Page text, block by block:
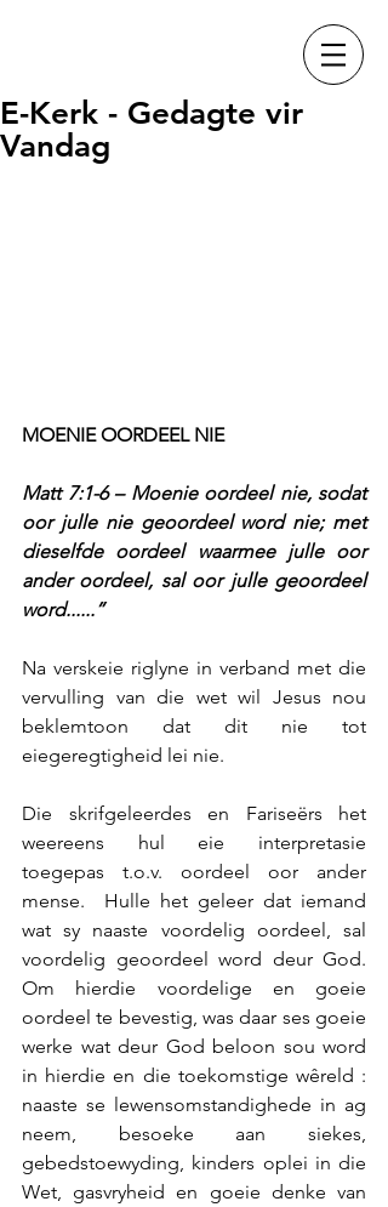
E-Kerk - Gedagte vir
Vandag
MOENIE OORDEEL NIE
Matt 7:1-6 – Moenie oordeel nie, sodat
oor julle nie geoordeel word nie; met
dieselfde oordeel waarmee julle oor
ander oordeel, sal oor julle geoordeel
word......”
Na verskeie riglyne in verband met die
vervulling van die wet wil Jesus nou
beklemtoon dat dit nie tot
eiegeregtigheid lei nie.
Die skrifgeleerdes en Fariseërs het
weereens hul eie interpretasie
toegepas t.o.v. oordeel oor ander
mense.  Hulle het geleer dat iemand
wat sy naaste voordelig oordeel, sal
voordelig geoordeel word deur God.
Om hierdie voordelige en goeie
oordeel te bevestig, was daar ses goeie
werke wat deur God beloon sou word
in hierdie en die toekomstige wêreld :
naaste se lewensomstandighede in ag
neem, besoeke aan siekes,
gebedstoewyding, kinders oplei in die
Wet, gasvryheid en goeie denke van